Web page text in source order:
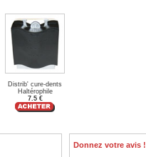
Distrib' cure-dents
Haltérophile
7.5 €
Donnez votre avis !